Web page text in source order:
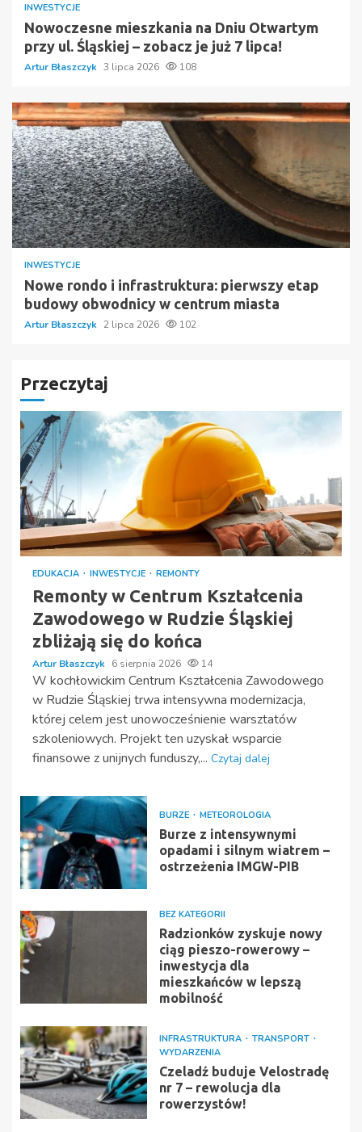
INWESTYCJE
Nowoczesne mieszkania na Dniu Otwartym
przy ul. Śląskiej – zobacz je już 7 lipca!
Artur Błaszczyk 3 lipca 2026 108
INWESTYCJE
Nowe rondo i infrastruktura: pierwszy etap
budowy obwodnicy w centrum miasta
Artur Błaszczyk 2 lipca 2026 102
Przeczytaj
EDUKACJA INWESTYCJE REMONTY
Remonty w Centrum Kształcenia
Zawodowego w Rudzie Śląskiej
zbliżają się do końca
Artur Błaszczyk 6 sierpnia 2026 14
W kochłowickim Centrum Kształcenia Zawodowego
w Rudzie Śląskiej trwa intensywna modernizacja,
której celem jest unowocześnienie warsztatów
szkoleniowych. Projekt ten uzyskał wsparcie
finansowe z unijnych funduszy,... Czytaj dalej
BURZE METEOROLOGIA
Burze z intensywnymi
opadami i silnym wiatrem –
ostrzeżenia IMGW-PIB
BEZ KATEGORII
Radzionków zyskuje nowy
ciąg pieszo-rowerowy –
inwestycja dla
mieszkańców w lepszą
mobilność
INFRASTRUKTURA
TRANSPORT
WYDARZENIA
Czeladź buduje Velostradę
nr 7 – rewolucja dla
rowerzystów!